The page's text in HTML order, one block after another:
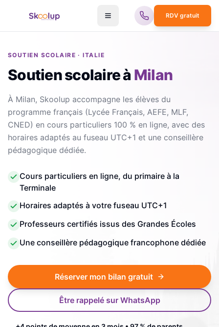
RDV gratuit
SOUTIEN SCOLAIRE · ITALIE
Soutien scolaireà Milan
À Milan, Skoolup accompagne les élèves du
programme français (Lycée Français, AEFE, MLF,
CNED) en cours particuliers 100 % en ligne, avec des
horaires adaptés au fuseau UTC+1 et une conseillère
pédagogique dédiée.
Cours particuliers en ligne, du primaire à la
Terminale
Horaires adaptés à votre fuseau UTC+1
Professeurs certifiés issus des Grandes Écoles
Une conseillère pédagogique francophone dédiée
Réserver mon bilan gratuit
Être rappelé sur WhatsApp